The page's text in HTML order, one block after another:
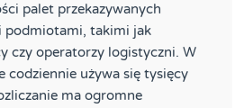
palet przekazywanych
podmiotami, takimi jak
czy operatorzy logistyczni. W
codziennie używa się tysięcy
ma ogromne